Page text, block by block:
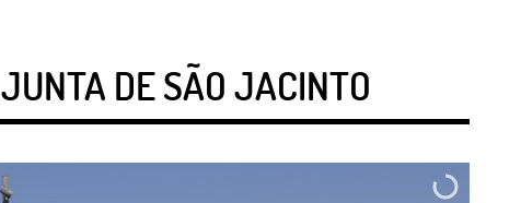
DE SÃO JACINTO